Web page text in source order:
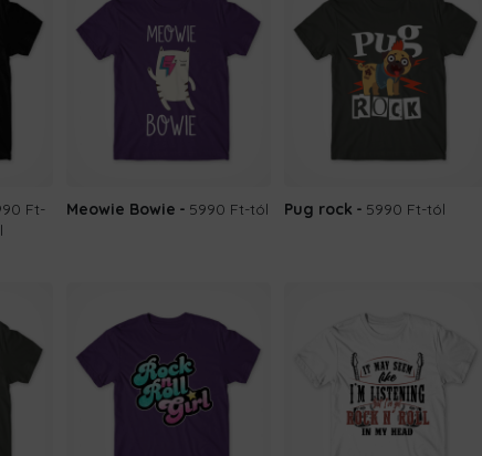
Ft-
Meowie Bowie 5990 Ft-tól Pug rock 5990 Ft-tól